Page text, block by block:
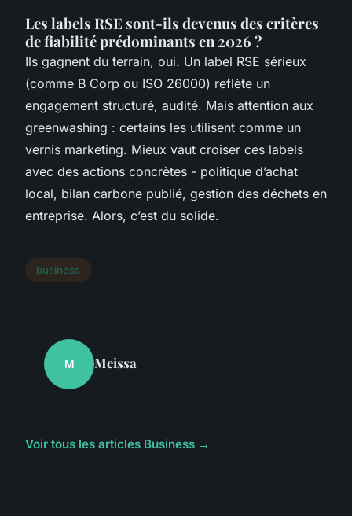
Les labels RSE sont-ils devenus des critères
de fiabilité prédominants en 2026 ?
Ils gagnent du terrain, oui. Un label RSE sérieux
(comme B Corp ou ISO 26000) reflète un
engagement structuré, audité. Mais attention aux
greenwashing : certains les utilisent comme un
vernis marketing. Mieux vaut croiser ces labels
avec des actions concrètes - politique d’achat
local, bilan carbone publié, gestion des déchets en
entreprise. Alors, c’est du solide.
business
M Meissa
Voir tous les articles Business →